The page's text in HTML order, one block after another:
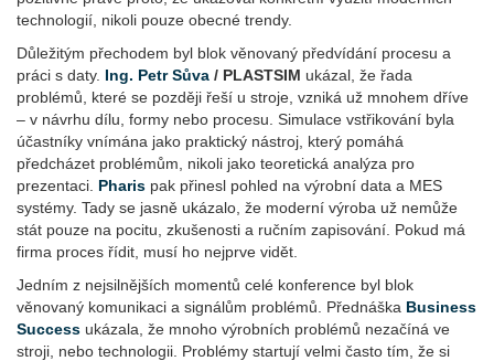
technologií, nikoli pouze obecné trendy.
Důležitým přechodem byl blok věnovaný předvídání procesu a
práci s daty. Ing. Petr Sůva / PLASTSIM ukázal, že řada
problémů, které se později řeší u stroje, vzniká už mnohem dříve
– v návrhu dílu, formy nebo procesu. Simulace vstřikování byla
účastníky vnímána jako praktický nástroj, který pomáhá
předcházet problémům, nikoli jako teoretická analýza pro
prezentaci. Pharis pak přinesl pohled na výrobní data a MES
systémy. Tady se jasně ukázalo, že moderní výroba už nemůže
stát pouze na pocitu, zkušenosti a ručním zapisování. Pokud má
firma proces řídit, musí ho nejprve vidět.
Jedním z nejsilnějších momentů celé konference byl blok
věnovaný komunikaci a signálům problémů. Přednáška Business
Success ukázala, že mnoho výrobních problémů nezačíná ve
stroji, nebo technologii. Problémy startují velmi často tím, že si